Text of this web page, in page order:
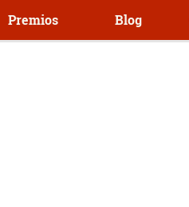
Premios Blog